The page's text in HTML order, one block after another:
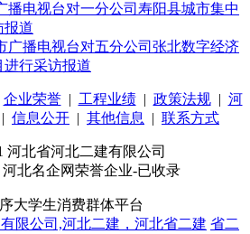
播电视台对一分公司寿阳县城市集中
报道
广播电视台对五分公司张北数字经济
进行采访报道
企业荣誉| 工程业绩| 政策法规| 河
| 信息公开 | 其他信息 | 联系方式
河北省河北二建有限公司
北名企网荣誉企业-已收录
大学生消费群体平台
限公司,河北二建，河北省二建 省二